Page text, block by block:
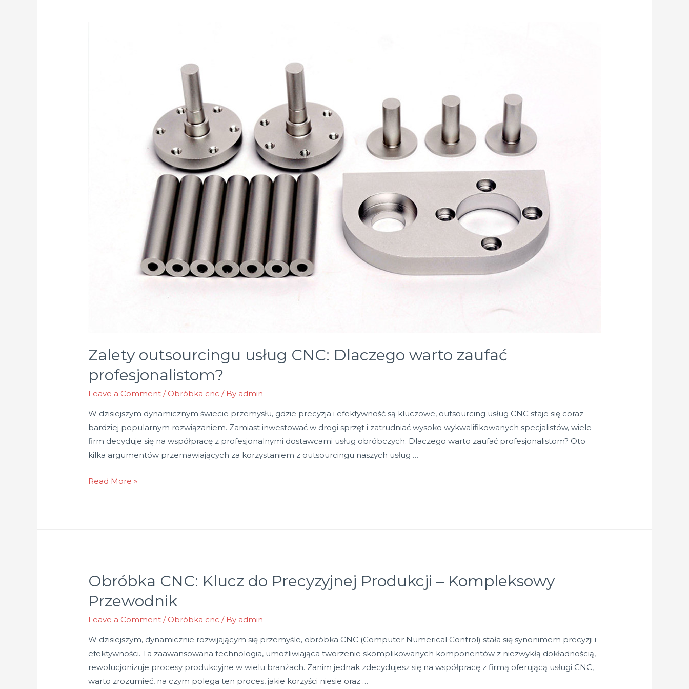
Zalety outsourcingu usług CNC: Dlaczego warto zaufać
profesjonalistom?
Leave a Comment / Obróbka cnc / By admin
W dzisiejszym dynamicznym świecie przemysłu, gdzie precyzja i efektywność są kluczowe, outsourcing usług CNC staje się coraz
bardziej popularnym rozwiązaniem. Zamiast inwestować w drogi sprzęt i zatrudniać wysoko wykwalifikowanych specjalistów, wiele
firm decyduje się na współpracę z profesjonalnymi dostawcami usług obróbczych. Dlaczego warto zaufać profesjonalistom? Oto
kilka argumentów przemawiających za korzystaniem z outsourcingu naszych usług …
Zalety
profesjonalistom?
Read More »
Obróbka CNC: Klucz do Precyzyjnej Produkcji – Kompleksowy
Przewodnik
Leave a Comment / Obróbka cnc / By admin
W dzisiejszym, dynamicznie rozwijającym się przemyśle, obróbka CNC (Computer Numerical Control) stała się synonimem precyzji i
efektywności. Ta zaawansowana technologia, umożliwiająca tworzenie skomplikowanych komponentów z niezwykłą dokładnością,
rewolucjonizuje procesy produkcyjne w wielu branżach. Zanim jednak zdecydujesz się na współpracę z firmą oferującą usługi CNC,
warto zrozumieć, na czym polega ten proces, jakie korzyści niesie oraz …